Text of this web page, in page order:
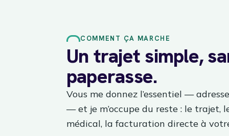
COMMENT ÇA MARCHE
Un trajet simple,
paperasse.
Vous me donnez l’essentiel —
— et je m’occupe du reste : le trajet,
médical, la facturation directe à